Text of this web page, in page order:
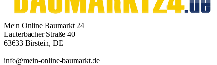
Mein Online Baumarkt 24
Lauterbacher Straße 40
63633 Birstein, DE
info@mein-online-baumarkt.de